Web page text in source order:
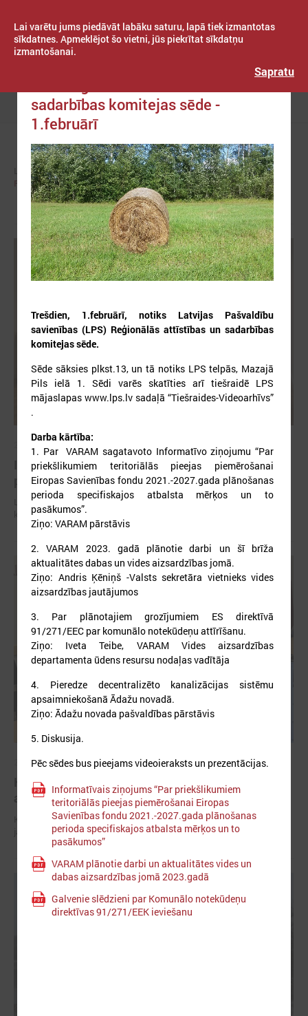
Lai varētu jums piedāvāt labāku saturu, lapā tiek izmantotas
sīkdatnes. Apmeklējot šo vietni, jūs piekrītat sīkdatņu
izmantošanai.
Sapratu
Izvēlne
KOMITEJAS
REĢIONĀLĀS ATTĪSTĪBAS UN SADARBĪBAS KOMITEJA
Izglītības un kultūras komitejas sēde 10.augustā
plkst.14.30
Latvijas Pašvaldību savienība (LPS) aicina piedalīties LPS Izglītības un
kultūras komitejas sēdē, kas notiks šī gada 10.augustā plkst.14.30.
2026. gada 29. aprīlis
Komitejā runā par vides piesārņojuma un ūdens
apsaimniekošanas jautājumiem
Komitejā runā par vides piesārņojuma un ūdens apsaimniekošanas
jautājumiem
sadarbības komitejas sēde -
1.februārī
Trešdien, 1.februārī, notiks Latvijas Pašvaldību
savienības (LPS) Reģionālās attīstības un sadarbības
komitejas sēde.
Sēde sāksies plkst.13, un tā notiks LPS telpās, Mazajā
Pils ielā 1. Sēdi varēs skatīties arī tiešraidē LPS
mājaslapas www.lps.lv sadaļā “Tiešraides-Videoarhīvs”
.
Darba kārtība:
1. Par VARAM sagatavoto Informatīvo ziņojumu “Par
priekšlikumiem teritoriālās pieejas piemērošanai
Eiropas Savienības fondu 2021.-2027.gada plānošanas
perioda specifiskajos atbalsta mērķos un to
pasākumos”.
Ziņo: VARAM pārstāvis
2. VARAM 2023. gadā plānotie darbi un šī brīža
aktualitātes dabas un vides aizsardzības jomā.
Ziņo: Andris Ķēniņš -Valsts sekretāra vietnieks vides
aizsardzības jautājumos
3. Par plānotajiem grozījumiem ES direktīvā
91/271/EEC par komunālo notekūdeņu attīrīšanu.
Ziņo: Iveta Teibe, VARAM Vides aizsardzības
departamenta ūdens resursu nodaļas vadītāja
4. Pieredze decentralizēto kanalizācijas sistēmu
apsaimniekošanā Ādažu novadā.
Ziņo: Ādažu novada pašvaldības pārstāvis
5. Diskusija.
Pēc sēdes bus pieejams videoieraksts un prezentācijas.
Informatīvais ziņojums “Par priekšlikumiem
teritoriālās pieejas piemērošanai Eiropas
Savienības fondu 2021.-2027.gada plānošanas
perioda specifiskajos atbalsta mērķos un to
pasākumos”
VARAM plānotie darbi un aktualitātes vides un
dabas aizsardzības jomā 2023.gadā
Galvenie slēdzieni par Komunālo notekūdeņu
direktīvas 91/271/EEK ieviešanu